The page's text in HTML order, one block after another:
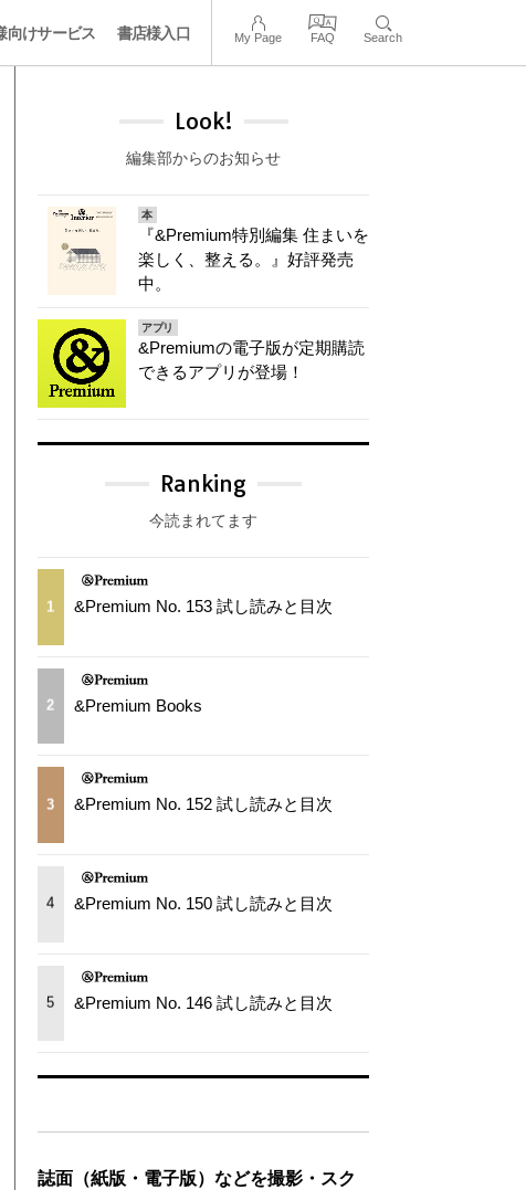
向けサービス 書店様入口 My Page FAQ Search
Look!
編集部からのお知らせ
本
『&Premium特別編集 住まいを
楽しく、整える。』好評発売
中。
アプリ
&Premiumの電子版が定期購読
できるアプリが登場！
Ranking
今読まれてます
1 &Premium No. 153 試し読みと目次
2 &Premium Books
3 &Premium No. 152 試し読みと目次
4 &Premium No. 150 試し読みと目次
5 &Premium No. 146 試し読みと目次
誌面（紙版・電子版）などを撮影・スク